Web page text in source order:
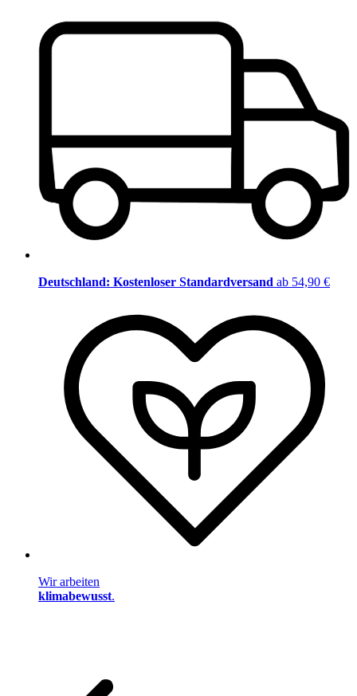
Deutschland: Kostenloser Standardversand ab 54,90 €
Wir arbeiten
klimabewusst.